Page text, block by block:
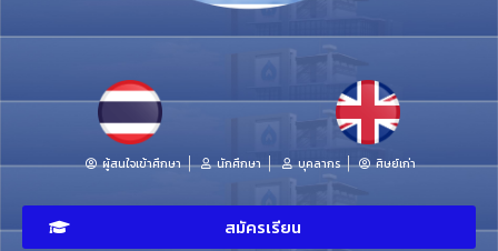
ผู้สนใจเข้าศึกษา นักศึกษา บุคลากร ศิษย์เก่า
สมัครเรียน